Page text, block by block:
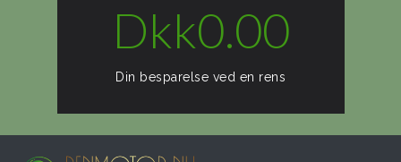
Dkk0.00
Din besparelse ved en rens